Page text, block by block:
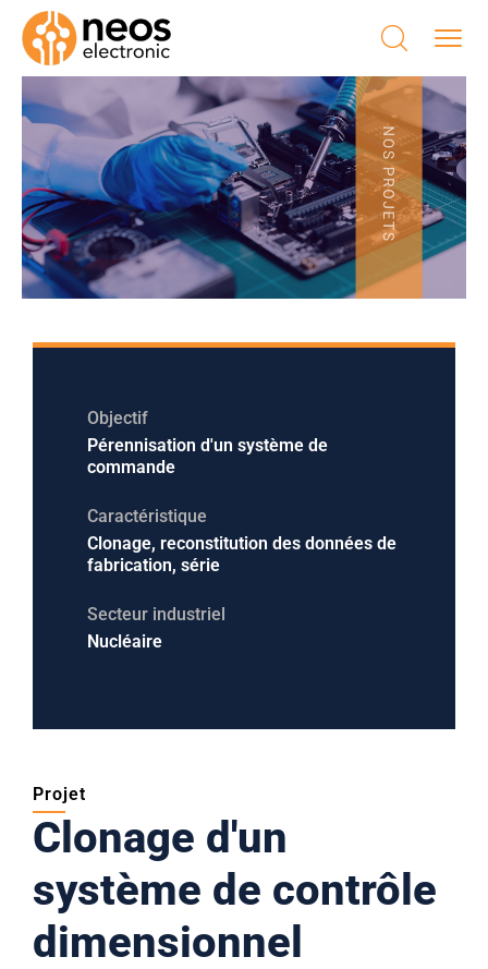
Projet
Clonage d'un
système de contrôle
dimensionnel
Objectif
Pérennisation d'un système de
commande
Caractéristique
Clonage, reconstitution des données de
fabrication, série
Secteur industriel
Nucléaire